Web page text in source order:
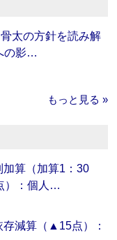
太の方針を読み解
の影…
もっと見る »
加算（加算1：30
）：個人…
存減算（▲15点）：